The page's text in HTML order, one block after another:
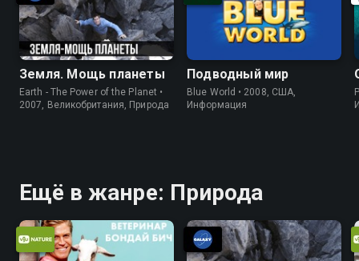
Земля. Мощь планеты
Earth - The Power of the Planet •
2007, Великобритания, Природа
Подводный мир
Blue World • 2008, США,
Информация
Ещё в жанре: Природа